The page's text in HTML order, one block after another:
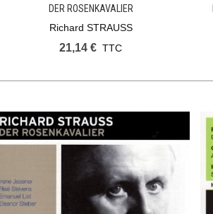
DER ROSENKAVALIER
Richard STRAUSS
21,14 € TTC